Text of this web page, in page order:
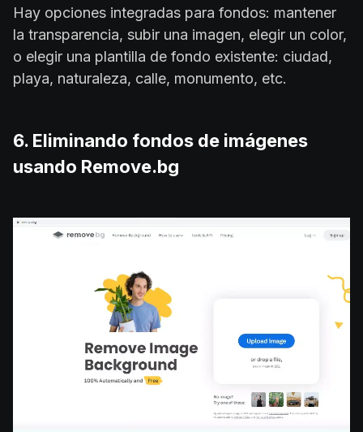
Hay opciones integradas para fondos: mantener
la transparencia, subir una imagen, elegir un color,
o elegir una plantilla de fondo existente: ciudad,
playa, naturaleza, calle, monumento, etc.
6. Eliminando fondos de imágenes
usando Remove.bg